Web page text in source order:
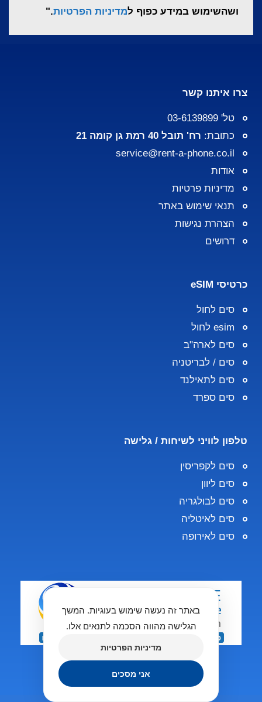
ושהשימוש במידע כפוף למדיניות הפרטיות."
צרו איתנו קשר
טל' 03-6139899
כתובת: רח' תובל 40 רמת גן קומה 21
service@rent-a-phone.co.il
אודות
מדיניות פרטיות
תנאי שימוש באתר
הצהרת נגישות
דרושים
כרטיסי eSIM
סים לחול
esim לחול
סים לארה"ב
סים / לבריטניה
סים לתאילנד
סים ספרד
טלפון לוויני לשיחות / גלישה
סים לקפריסין
סים ליוון
סים לבולגריה
סים לאיטליה
סים לאירופה
באתר זה נעשה שימוש בעוגיות. המשך
הגלישה מהווה הסכמה לתנאים אלו.
מדיניות הפרטיות
אני מסכים